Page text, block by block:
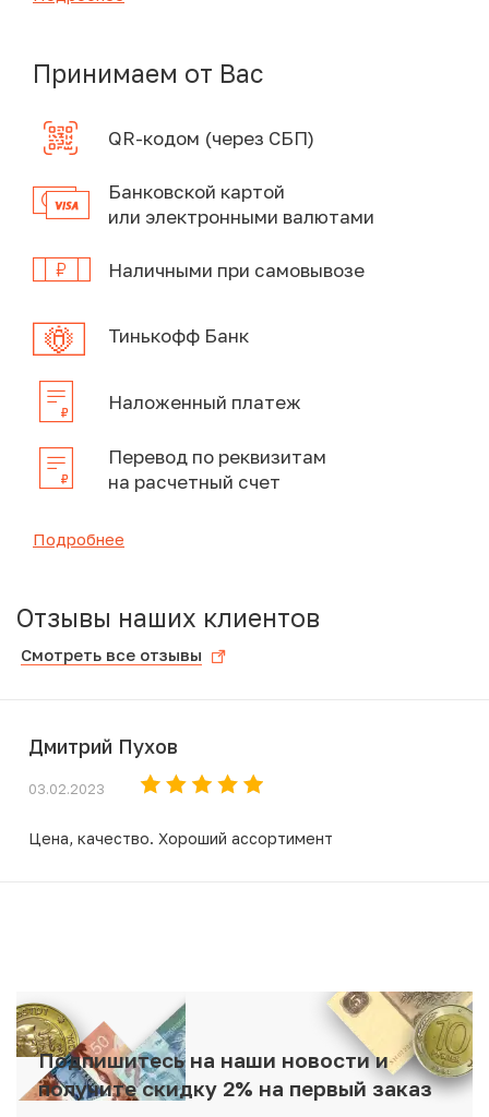
Принимаем от Вас
QR-кодом (через СБП)
Банковской картой
или электронными валютами
Наличными при самовывозе
Тинькофф Банк
Наложенный платеж
Перевод по реквизитам
на расчетный счет
Подробнее
Отзывы наших клиентов
Смотреть все отзывы
Дмитрий Пухов
03.02.2023
Цена, качество. Хороший ассортимент
Подпишитесь на наши новости и
получите скидку 2% на первый заказ